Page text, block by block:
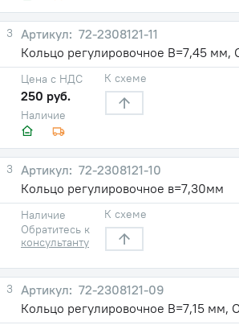
3
72-2308121-11
Кольцо регулировочное В=7,45
Наличие
Цена с НДС
250 руб.
К схеме
3
72-2308121-10
Кольцо регулировочное в=7,30мм
Наличие
Обратитесь к
консультанту
К схеме
3
72-2308121-09
Кольцо регулировочное В=7,15